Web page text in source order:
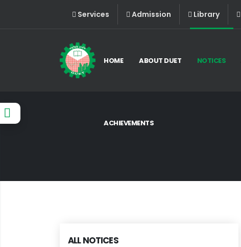
Services Admission Library
HOME ABOUT DUET NOTICES
ACHIEVEMENTS
ALL NOTICES